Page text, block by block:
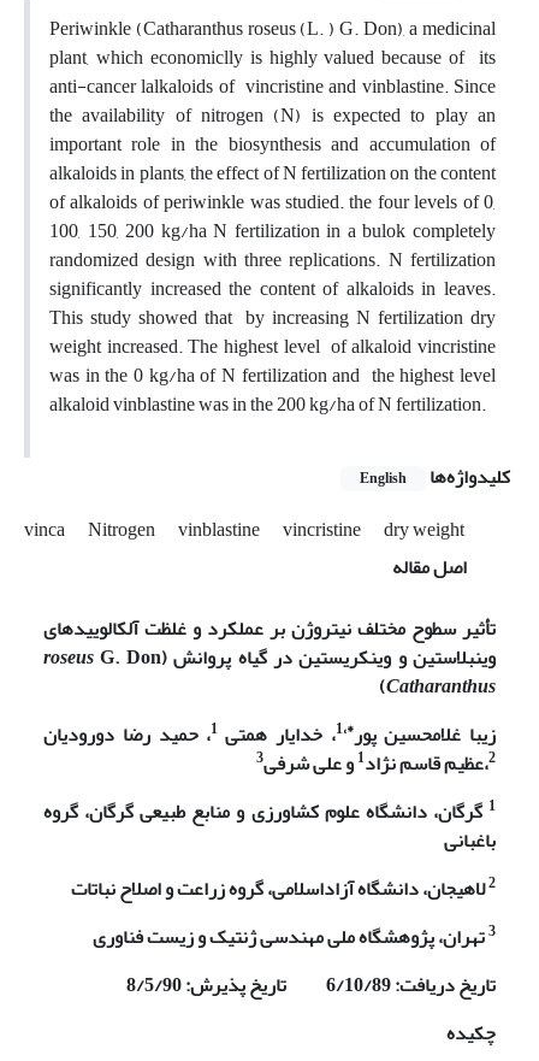
Periwinkle (Catharanthus roseus (L. ) G. Don), a medicinal
plant, which economiclly is highly valued because of its
anti-cancer lalkaloids of vincristine and vinblastine. Since
the availability of nitrogen (N) is expected to play an
important role in the biosynthesis and accumulation of
alkaloids in plants, the effect of N fertilization on the content
of alkaloids of periwinkle was studied. the four levels of 0,
100, 150, 200 kg/ha N fertilization in a bulok completely
randomized design with three replications. N fertilization
significantly increased the content of alkaloids in leaves.
This study showed that by increasing N fertilization dry
weight increased. The highest level of alkaloid vincristine
was in the 0 kg/ha of N fertilization and the highest level
alkaloid vinblastine was in the 200 kg/ha of N fertilization.
کلیدواژه‌ها
English
vinca Nitrogen vinblastine vincristine
dry weight
اصل مقاله
تأثیر سطوح مختلف نیتروژن بر عملکرد و غلظت آلکالوییدهای
وینبلاستین و وینکریستین در گیاه پروانش
roseusG. Don)
(Catharanthus
زیبا غلامحسین پور*،1 ، خدایار همتی ، حمید رضا دورودیان
2،عظیم قاسم نژاد1و علی شرفی3
1 گرگان، دانشگاه علوم کشاورزی و منابع طبیعی گرگان، گروه
باغبانی
2لاهیجان، دانشگاه آزاداسلامی، گروه زراعت و اصلاح نباتات
3تهران، پژوهشگاه ملی مهندسی ژنتیک و زیست فناوری
تاریخ دریافت: 6/10/89 تاریخ پذیرش: 8/5/90
چکیده